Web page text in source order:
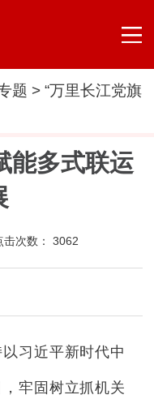
题 >“万里长江党旗
能多式联运
次数： 3062
习近平新时代中
牢固树立抓机关